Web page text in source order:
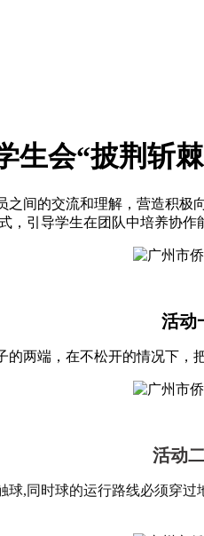
会“披荆斩
的交流和理解，营造积极
引导学生在团队中培养协作
活动
端，在不松开的情况下，
活动
球, 同时球的运行路线必须穿